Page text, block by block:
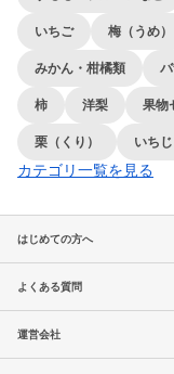
いちご 梅（うめ）
みかん・柑橘類
柿 洋梨 果物
栗（くり） いちじ
カテゴリ一覧を見る
はじめての方へ
よくある質問
運営会社